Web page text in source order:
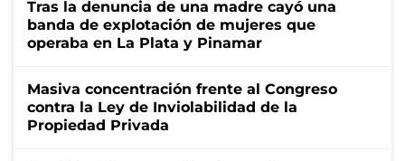
Tras la denuncia de una madre cayó una
banda de explotación de mujeres que
operaba en La Plata y Pinamar
Masiva concentración frente al Congreso
contra la Ley de Inviolabilidad de la
Propiedad Privada